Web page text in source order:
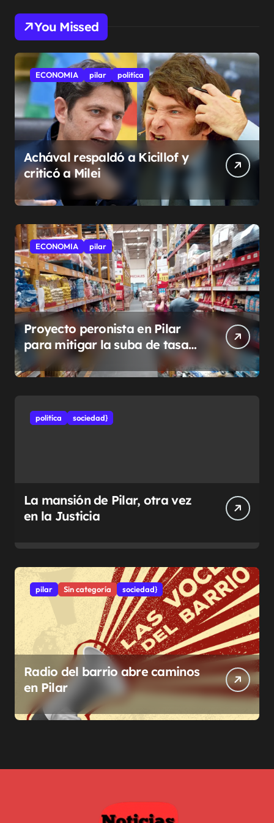
You Missed
ECONOMIA pilar politíca
Achával respaldó a Kicillof y
criticó a Milei
ECONOMIA pilar
Proyecto peronista en Pilar
para mitigar la suba de tasas
municipales
politíca sociedad}
La mansión de Pilar, otra vez
en la Justicia
pilar Sin categoría sociedad}
Radio del barrio abre caminos
en Pilar